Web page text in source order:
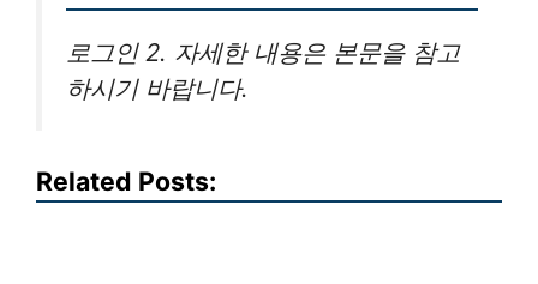
로그인 2. 자세한 내용은 본문을 참고
하시기 바랍니다.
Related Posts: